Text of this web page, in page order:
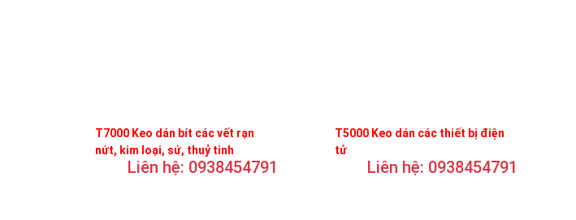
T7000 Keo dán bít các vết rạn
nứt, kim loại, sứ, thuỷ tinh
Liên hệ: 0938454791
T5000 Keo dán các thiết bị điện
tử
Liên hệ: 0938454791